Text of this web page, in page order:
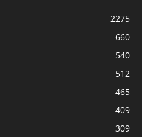
2275
660
540
512
465
409
309